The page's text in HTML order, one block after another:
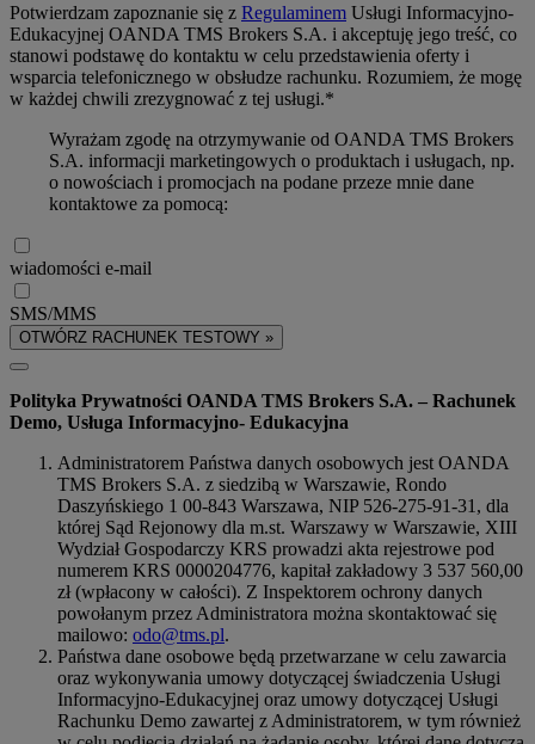
Potwierdzam zapoznanie się z Regulaminem Usługi Informacyjno-
Edukacyjnej OANDA TMS Brokers S.A. i akceptuję jego treść, co
stanowi podstawę do kontaktu w celu przedstawienia oferty i
wsparcia telefonicznego w obsłudze rachunku. Rozumiem, że mogę
w każdej chwili zrezygnować z tej usługi.*
Wyrażam zgodę na otrzymywanie od OANDA TMS Brokers
S.A. informacji marketingowych o produktach i usługach, np.
o nowościach i promocjach na podane przeze mnie dane
kontaktowe za pomocą:
wiadomości e-mail
SMS/MMS
OTWÓRZ RACHUNEK TESTOWY »
Polityka Prywatności OANDA TMS Brokers S.A. – Rachunek
Demo, Usługa Informacyjno- Edukacyjna
Administratorem Państwa danych osobowych jest OANDA
TMS Brokers S.A. z siedzibą w Warszawie, Rondo
Daszyńskiego 1 00-843 Warszawa, NIP 526-275-91-31, dla
której Sąd Rejonowy dla m.st. Warszawy w Warszawie, XIII
Wydział Gospodarczy KRS prowadzi akta rejestrowe pod
numerem KRS 0000204776, kapitał zakładowy 3 537 560,00
zł (wpłacony w całości). Z Inspektorem ochrony danych
powołanym przez Administratora można skontaktować się
mailowo: odo@tms.pl.
Państwa dane osobowe będą przetwarzane w celu zawarcia
oraz wykonywania umowy dotyczącej świadczenia Usługi
Informacyjno-Edukacyjnej oraz umowy dotyczącej Usługi
Rachunku Demo zawartej z Administratorem, w tym również